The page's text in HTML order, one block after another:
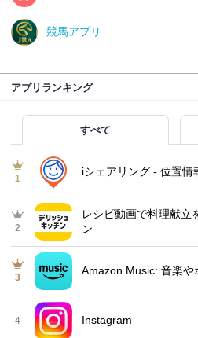
競馬アプリ
アプリランキング
すべて
1
iシェアリング - 位置情
2
レシピ動画で料理献立
ン
3
Amazon Music: 音楽や
4 Instagram